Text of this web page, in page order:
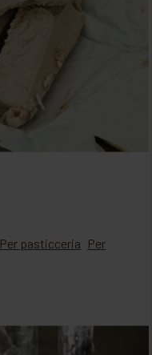
Per pasticceria Per